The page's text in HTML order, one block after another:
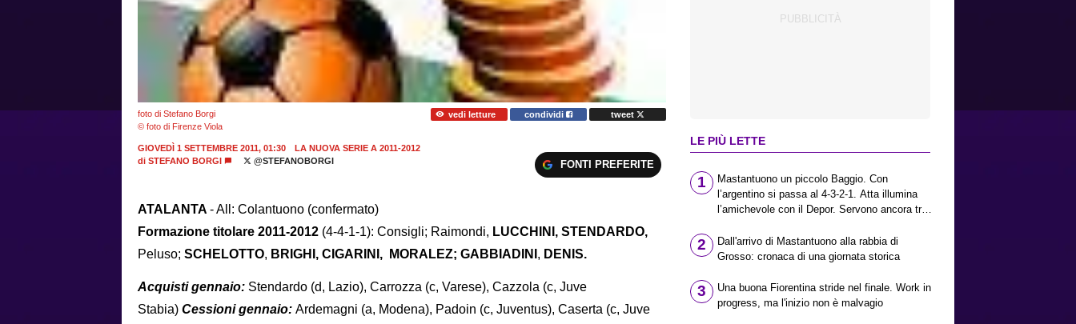
foto di Stefano Borgi
© foto di Firenze Viola
vedi letture condividi tweet
GIOVEDÌ 1 SETTEMBRE 2011, 01:30
LA NUOVA SERIE A 2011-2012
di STEFANO BORGI @STEFANOBORGI FONTI PREFERITE
ATALANTA - All: Colantuono (confermato)
Formazione titolare 2011-2012 (4-4-1-1): Consigli; Raimondi, LUCCHINI, STENDARDO,
Peluso; SCHELOTTO, BRIGHI, CIGARINI, MORALEZ; GABBIADINI , DENIS.
Acquisti gennaio: Stendardo (d, Lazio), Carrozza (c, Varese), Cazzola (c, Juve
Stabia) Cessioni gennaio: Ardemagni (a, Modena), Padoin (c, Juventus), Caserta (c, Juve
LE PIÙ LETTE
1
Mastantuono un piccolo Baggio. Con
l’argentino si passa al 4-3-2-1. Atta illumina
l’amichevole con il Depor. Servono ancora tre
Antognoni, un finale senza vincitori
2
Dall'arrivo di Mastantuono alla rabbia di
Grosso: cronaca di una giornata storica
3
Una buona Fiorentina stride nel finale. Work in
progress, ma l'inizio non è malvagio